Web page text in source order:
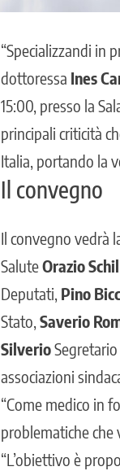
“Specializzandi in
dottoressa Ines
15:00, presso la
principali criticità
Italia, portando la
Il convegno
Il convegno vedrà
SaluteOrazio
Deputati, Pino
Stato, Saverio
Silverio
associazioni
“Come medico in
problematiche che
“L’obiettivo è